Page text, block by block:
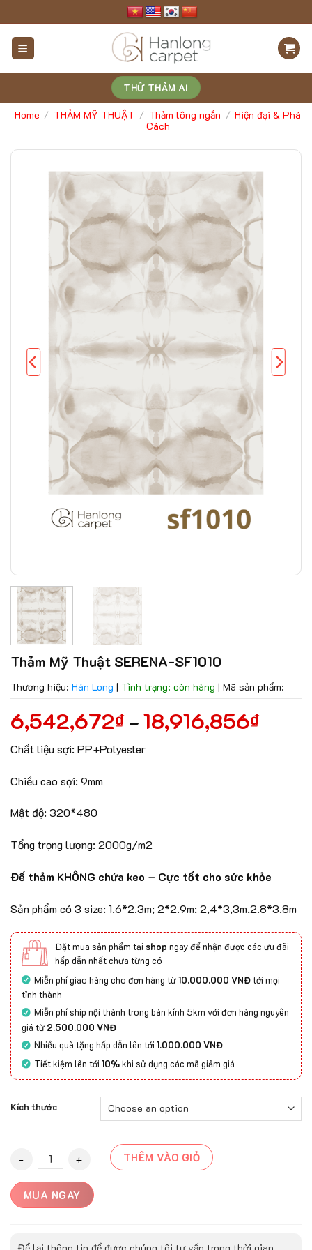
to
content
THỬ THẢM AI
Home / THẢM MỸ THUẬT / Thảm lông ngắn / Hiện đại & Phá
Cách
Thảm Mỹ Thuật SERENA-SF1010
Thương hiệu: Hán Long | Tình trạng: còn hàng | Mã sản phẩm:
6,542,672₫ – 18,916,856₫
Chất liệu sợi: PP+Polyester
Chiều cao sợi: 9mm
Mật độ: 320*480
Tổng trọng lượng: 2000g/m2
Đế thảm KHÔNG chứa keo – Cực tốt cho sức khỏe
Sản phẩm có 3 size: 1.6*2.3m; 2*2.9m; 2,4*3,3m,2.8*3.8m
Đặt mua sản phẩm tại shop ngay để nhận được các ưu đãi
hấp dẫn nhất chưa từng có
Miễn phí giao hàng cho đơn hàng từ10.000.000 VNĐtới mọi
tỉnh thành
Miễn phí ship nội thành trong bán kính 5km với đơn hàng nguyên
giá từ 2.500.000 VNĐ
Nhiều quà tặng hấp dẫn lên tới1.000.000 VNĐ
Tiết kiệm lên tới10%khi sử dụng các mã giảm giá
Kích thước
Thảm Mỹ Thuật SERENA-SF1010 quantity
THÊM VÀO GIỎ
MUA NGAY
Để lại thông tin để được chúng tôi tư vấn trong thời gian